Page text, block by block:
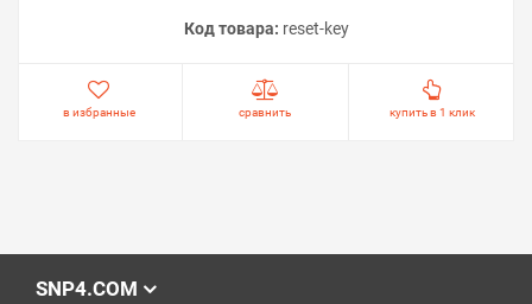
Код товара: reset-key
в избранные сравнить купить в 1 клик
SNP4.COM